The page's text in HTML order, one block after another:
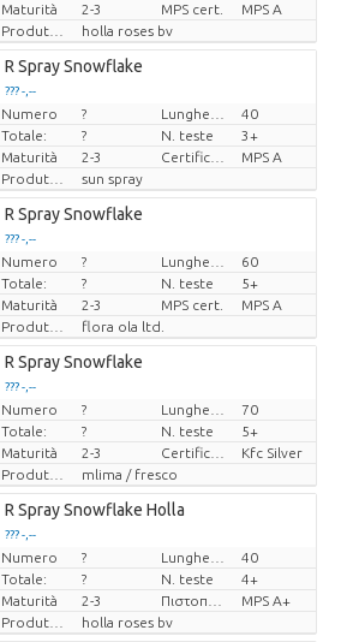
Maturità
2-3 MPS cert.
MPS A
Produttore
holla roses bv
R Spray Snowflake
??? -,--
Prezzo x uno
Numero ?
40
Totale:
? N. teste
3+
Maturità
2-3
MPS A
Produttore
sun spray
R Spray Snowflake
??? -,--
Prezzo x uno
Numero ?
60
Totale:
? N. teste
5+
Maturità
2-3 MPS cert.
MPS A
Produttore
flora ola ltd.
R Spray Snowflake
??? -,--
Prezzo x uno
Numero ?
70
Totale:
? N. teste
5+
Maturità
2-3
Kfc Silver
Produttore
mlima / fresco
R Spray Snowflake Holla
??? -,--
Prezzo x uno
Numero ?
40
Totale:
? N. teste
4+
Maturità
2-3
MPS A+
Produttore
holla roses bv